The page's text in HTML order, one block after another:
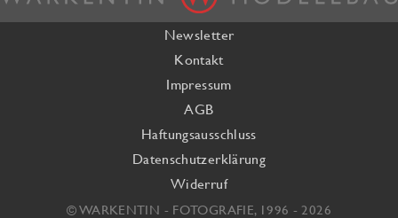
Newsletter
Kontakt
Impressum
AGB
Haftungsausschluss
Datenschutzerklärung
Widerruf
© WARKENTIN - FOTOGRAFIE, 1996 - 2026